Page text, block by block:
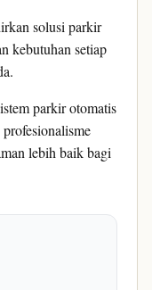
solusi parkir
kebutuhan setiap
parkir otomatis
lebih baik bagi